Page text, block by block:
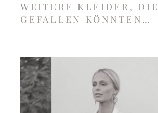
WEITERE KLEIDER,
GEFALLEN KÖNNTEN…